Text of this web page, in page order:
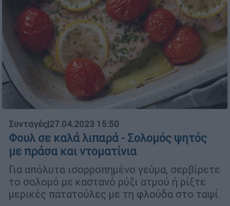
Συνταγές|27.04.2023 15:50
Φουλ σε καλά λιπαρά - Σολομός ψητός
με πράσα και ντοματίνια
Για απόλυτα ισορροπημένο γεύμα, σερβίρετε
το σολομό με καστανό ρύζι ατμού ή ρίξτε
μερικές πατατούλες με τη φλούδα στο ταψί.